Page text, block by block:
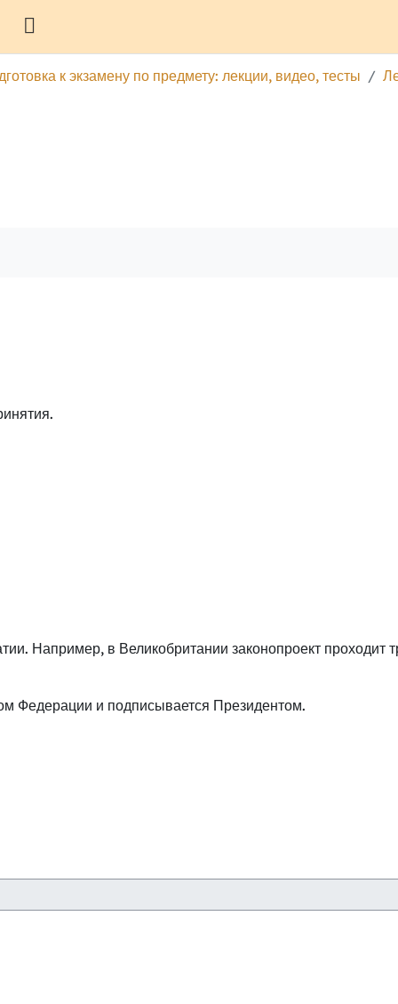
к экзамену по предмету: лекции, видео, тесты
Например, в Великобритании законопроект
Федерации и подписывается Президентом.